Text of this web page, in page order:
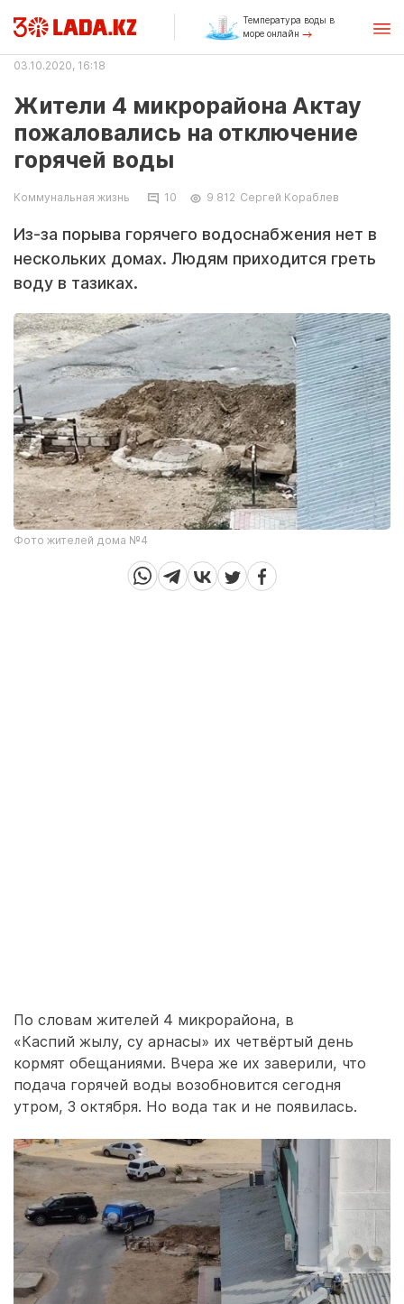
Температура воды в
море онлайн
03.10.2020, 16:18
Жители 4 микрорайона Актау
пожаловались на отключение
горячей воды
Коммунальная жизнь 10 9 812 Сергей Кораблев
Из-за порыва горячего водоснабжения нет в
нескольких домах. Людям приходится греть
воду в тазиках.
Фото жителей дома №4
По словам жителей 4 микрорайона, в
«Каспий жылу, су арнасы» их четвёртый день
кормят обещаниями. Вчера же их заверили, что
подача горячей воды возобновится сегодня
утром, 3 октября. Но вода так и не появилась.